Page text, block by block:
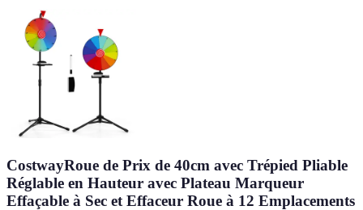
CostwayRoue de Prix de 40cm avec Trépied Pliable
Réglable en Hauteur avec Plateau Marqueur
Effaçable à Sec et Effaceur Roue à 12 Emplacements